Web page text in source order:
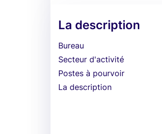
La description
Bureau
Secteur d'activité
Postes à pourvoir
La description